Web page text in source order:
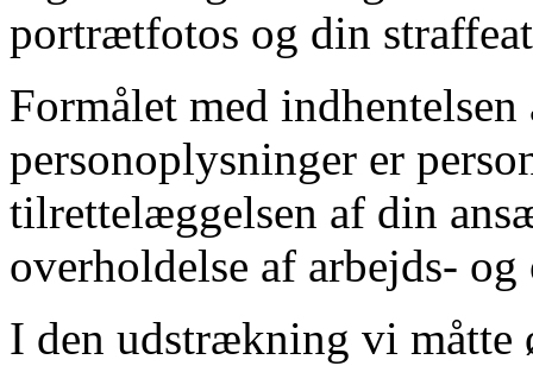
portrætfotos og din
Formålet med indhentelsen
personoplysninger er
tilrettelæggelsen af din
overholdelse af arbejds-
I den udstrækning vi måtte